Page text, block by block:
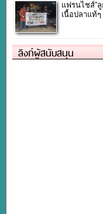
แฟรนไชส์”
เนื้อปลาแท้ๆ
ลิงก์ผู้สนับสนุน